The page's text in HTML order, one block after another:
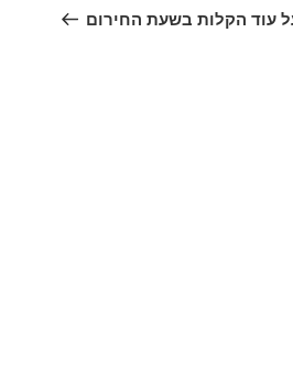
עוד הקלות בשעת החירום